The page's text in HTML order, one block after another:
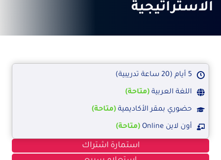
الاستراتيجية
5 أيام (20 ساعة تدريبية)
اللغة العربية (متاحة)
حضوري بمقر الأكاديمية (متاحة)
أون لاين Online (متاحة)
استمارة اشتراك